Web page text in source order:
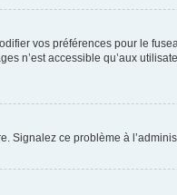
vos préférences pour le
n’est accessible qu’aux
Signalez ce problème à